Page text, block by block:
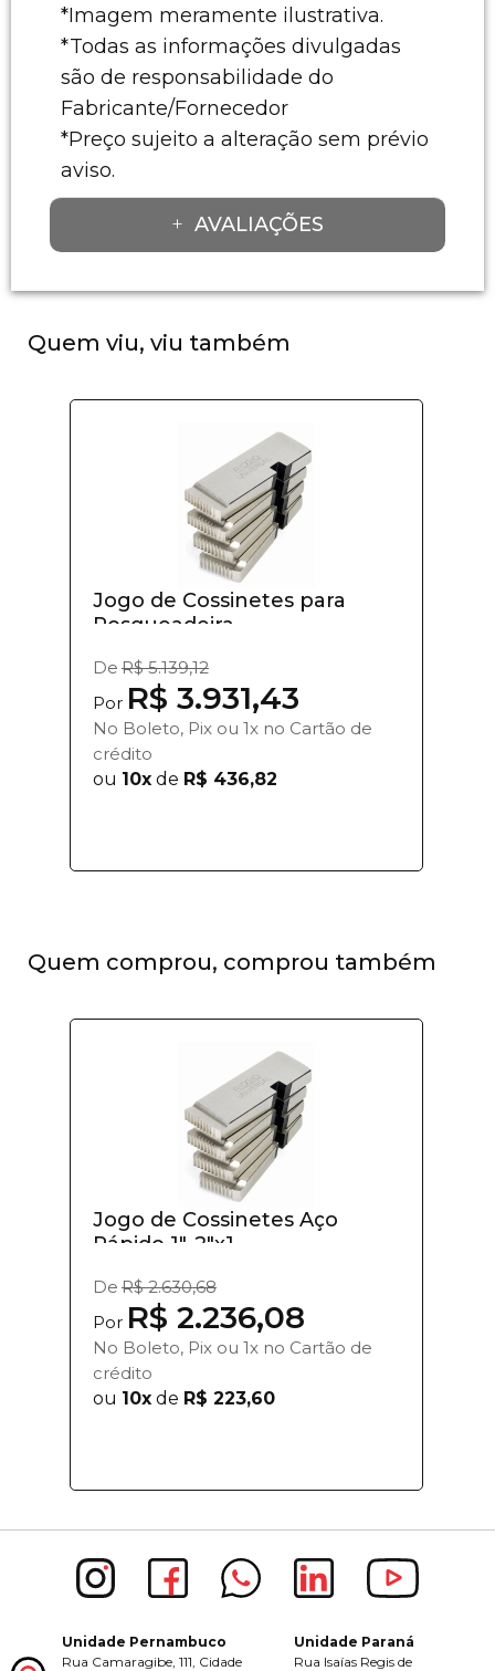
*Imagem meramente ilustrativa.
*Todas as informações divulgadas
são de responsabilidade do
Fabricante/Fornecedor
*Preço sujeito a alteração sem prévio
aviso.
AVALIAÇÕES
Quem viu, viu também
Jogo de Cossinetes para
Rosqueadeira...
De R$ 5.139,12
Por R$ 3.931,43
No Boleto, Pix ou 1x no Cartão de
crédito
ou 10x de R$ 436,82
Quem comprou, comprou também
Jogo de Cossinetes Aço
Rápido 1"-2"x1...
De R$ 2.630,68
Por R$ 2.236,08
No Boleto, Pix ou 1x no Cartão de
crédito
ou 10x de R$ 223,60
Unidade Pernambuco
Rua Camaragibe, 111, Cidade
Unidade Paraná
Rua Isaías Regis de